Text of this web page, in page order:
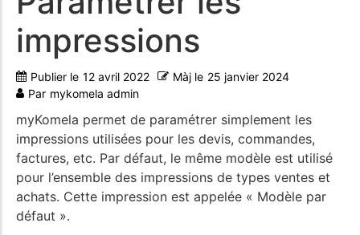
impressions
Publier le 12 avril 2022 Màj le 25 janvier 2024
Par mykomela admin
myKomela permet de paramétrer simplement les
impressions utilisées pour les devis, commandes,
factures, etc. Par défaut, le même modèle est utilisé
pour l’ensemble des impressions de types ventes et
achats. Cette impression est appelée « Modèle par
défaut ».